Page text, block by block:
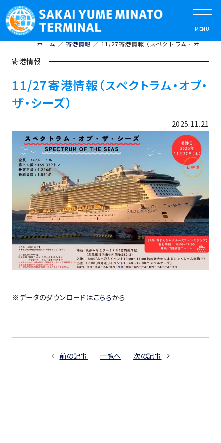
ホーム 寄港情報 11/27寄港情報（スペクトラム・オブ・ザ・シーズ）
寄港情報
11/27寄港情報（スペクトラム・オブ・
ザ・シーズ）
2025.11.21
※データのダウンロードはこちらから
前の記事 一覧へ 次の記事